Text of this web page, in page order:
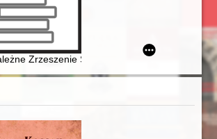
Bogurodzicę?
Zrzeszenie Studentów - największa